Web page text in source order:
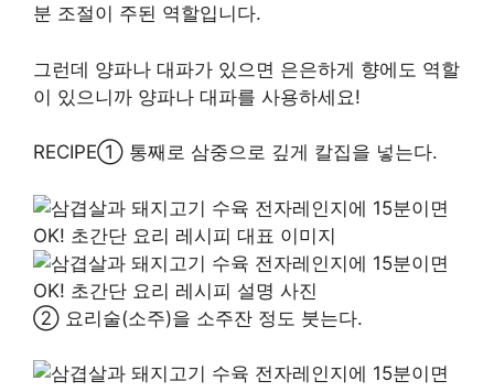
분 조절이 주된 역할입니다.
그런데 양파나 대파가 있으면 은은하게 향에도 역할
이 있으니까 양파나 대파를 사용하세요!
RECIPE① 통째로 삼중으로 깊게 칼집을 넣는다.
② 요리술(소주)을 소주잔 정도 붓는다.